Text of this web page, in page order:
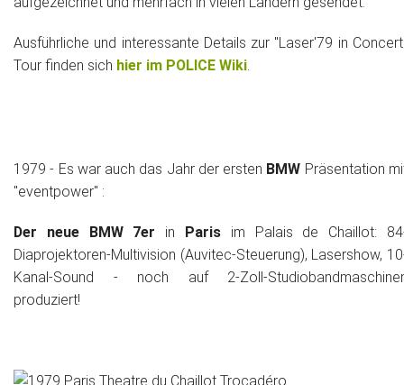
Ausführliche und interessante Details zur "Laser'79 in
Tour finden sich hier im POLICE Wiki.
1979 - Es war auch das Jahr der ersten BMW Präsentation
"eventpower" :
Der neue BMW 7er in Paris im Palais de Chaillot:
Diaprojektoren-Multivision (Auvitec-Steuerung), Lasershow,
Kanal-Sound - noch auf 2-Zoll-
produziert!